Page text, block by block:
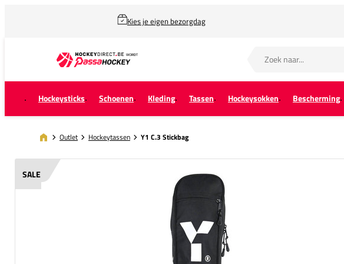
Kies je eigen bezorgdag
Hockeysticks Schoenen Kleding Tassen Hockeysokken Bescherming
Outlet Hockeytassen Y1 C.3 Stickbag
SALE